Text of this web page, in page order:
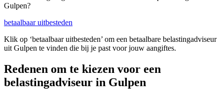
Gulpen?
betaalbaar uitbesteden
Klik op ‘betaalbaar uitbesteden’ om een betaalbare belastingadviseur
uit Gulpen te vinden die bij je past voor jouw aangiftes.
Redenen om te kiezen voor een
belastingadviseur in Gulpen